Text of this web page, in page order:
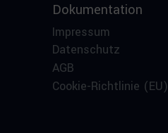
Dokumentation
Impressum
Datenschutz
AGB
Cookie-Richtlinie (EU)